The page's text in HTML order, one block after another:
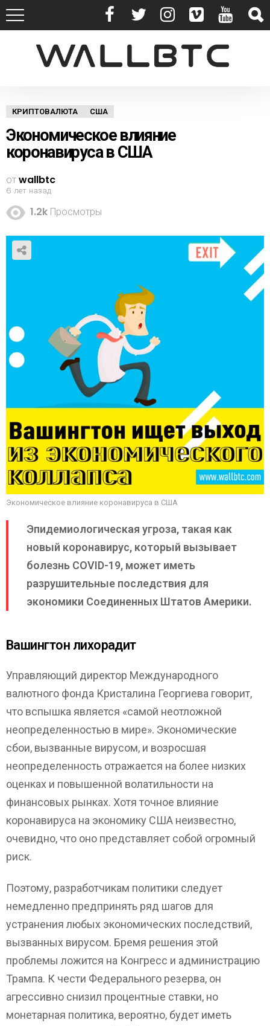
КРИПТОВАЛЮТА США
Экономическое влияние
коронавируса в США
отwallbtc
6 лет назад
1.2k Просмотры
Экономическое влияние коронавируса в США
Эпидемиологическая угроза, такая как
новый коронавирус, который вызывает
болезнь COVID-19, может иметь
разрушительные последствия для
экономики Соединенных Штатов Америки.
Вашингтон лихорадит
Управляющий директор Международного
валютного фонда Кристалина Георгиева говорит,
что вспышка является «самой неотложной
неопределенностью в мире». Экономические
сбои, вызванные вирусом, и возросшая
неопределенность отражается на более низких
оценках и повышенной волатильности на
финансовых рынках. Хотя точное влияние
коронавируса на экономику США неизвестно,
очевидно, что оно представляет собой огромный
риск.
Поэтому, разработчикам политики следует
немедленно предпринять ряд шагов для
устранения любых экономических последствий,
вызванных вирусом. Бремя решения этой
проблемы ложится на Конгресс и администрацию
Трампа. К чести Федерального резерва, он
агрессивно снизил процентные ставки, но
монетарная политика, вероятно, будет иметь